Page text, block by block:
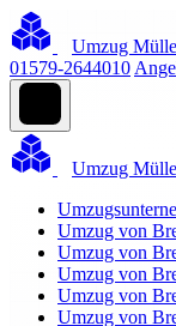
Umzug
01579-2644010
Umzug
Umzug von
Umzug von
Umzug von
Umzug von
Umzug von